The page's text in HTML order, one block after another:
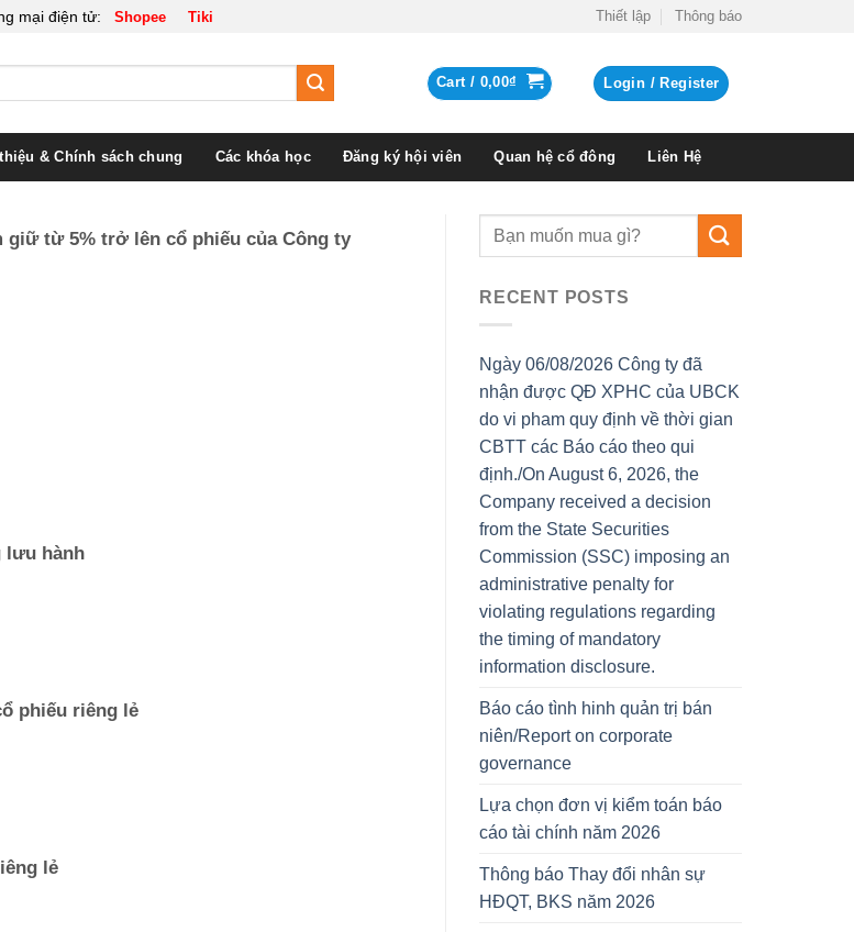
mại điện tử: Shopee Tiki Thiết lập Thông báo
Cart / 0,00₫ Login / Register
& Chính sách chung Các khóa học Đăng ký hội viên Quan hệ cổ đông Liên Hệ
giữ từ 5% trở lên cổ phiếu của Công ty
lưu hành
phiếu riêng lẻ
lẻ
RECENT POSTS
Ngày 06/08/2026 Công ty đã
nhận được QĐ XPHC của UBCK
do vi pham quy định về thời gian
CBTT các Báo cáo theo qui
định./On August 6, 2026, the
Company received a decision
from the State Securities
Commission (SSC) imposing an
administrative penalty for
violating regulations regarding
the timing of mandatory
information disclosure.
Báo cáo tình hinh quản trị bán
niên/Report on corporate
governance
Lựa chọn đơn vị kiểm toán báo
cáo tài chính năm 2026
Thông báo Thay đổi nhân sự
HĐQT, BKS năm 2026